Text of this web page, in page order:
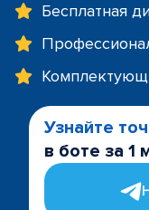
Бесплатная
Узнайте
в боте за 1